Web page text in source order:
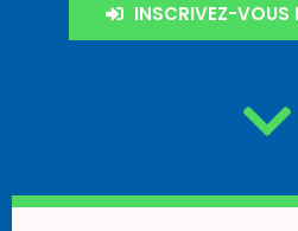
INSCRIVEZ-VOUS